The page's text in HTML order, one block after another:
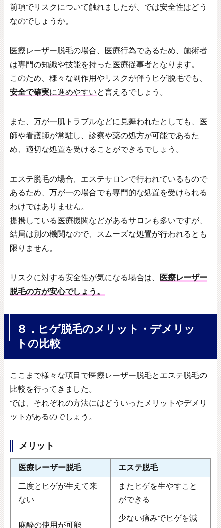
前項でリスクについて触れましたが、では安全性はどう
なのでしょうか。
医療レーザー脱毛の場合、医療行為であるため、施術者
は専門の知識や技能を持った医療従事者となります。
このため、様々な副作用やリスクが伴うヒゲ脱毛でも、
安全で確実に進めやすいと言えるでしょう。
また、万が一肌トラブルなどに見舞われたとしても、医
師や看護師が常駐し、診察や薬の処方が可能であるた
め、適切な処置を受けることができるでしょう。
エステ脱毛の場合、エステサロンで行われているもので
あるため、万が一の場合でも専門的な処置を受けられる
わけではありません。
提携している医療機関などがあるサロンも多いですが、
結局は別の機関なので、スムーズな処置が行われるとも
限りません。
リスクに対する安全性が気になる場合は、
医療レーザー
脱毛の方が安心でしょう。
８．ヒゲ脱毛のメリット・デメリッ
トの比較
ここまで様々な項目で医療レーザー脱毛とエステ脱毛の
比較を行ってきました。
では、それぞれの方法にはどういったメリットやデメリ
ットがあるのでしょう。
メリット
医療レーザー脱毛 エステ脱毛
二度とヒゲが生えて来
ない
またヒゲを生やすこと
ができる
麻酔の使用が可能
少ない痛みでヒゲを減